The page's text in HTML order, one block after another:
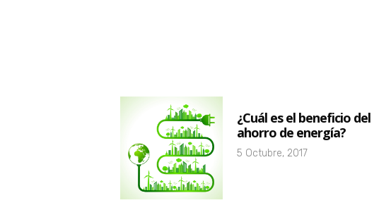
¿Cuál es el beneficio del
ahorro de energía?
5 Octubre, 2017